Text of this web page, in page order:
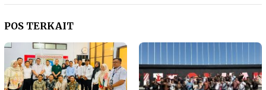
POS TERKAIT